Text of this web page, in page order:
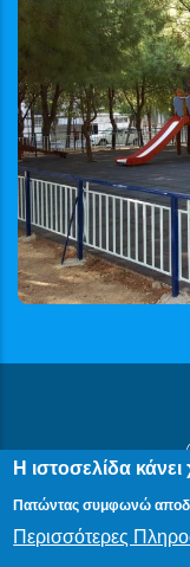
Δήλωση
Η ιστοσελίδα
Πατώντας συμφωνώ
Περισσότερες